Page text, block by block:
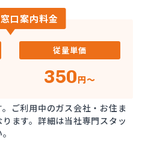
口案内料金
従量単価
350円～
ご利用中のガス会社・お住ま
ます。詳細は当社専門スタッ